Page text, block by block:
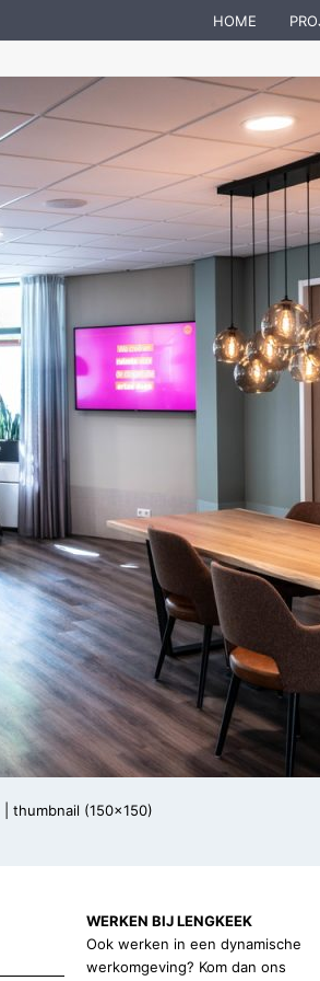
HOME
thumbnail (150x150)
WERKEN BIJ LENGKEEK
Ook werken in een dynamische
werkomgeving? Kom dan ons